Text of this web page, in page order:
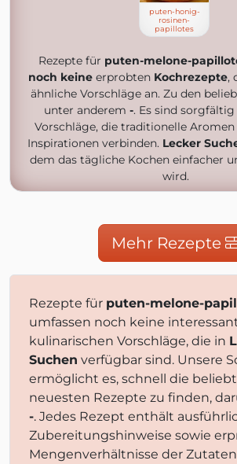
puten-honig-
rosinen-
papillotes
Rezepte für puten-melone-
noch keineerprobten Kochrezepte,
ähnliche Vorschläge an. Zu den
unter anderem -. Es sind
Vorschläge, die traditionelle
Inspirationen verbinden. Lecker
dem das tägliche Kochen einfacher
wird.
Mehr Rezepte
Rezepte für puten-melone-
umfassen noch keine
kulinarischen Vorschläge, die in
Suchen verfügbar sind. Unsere
ermöglicht es, schnell die
neuesten Rezepte zu finden,
-. Jedes Rezept enthält
Zubereitungshinweise sowie
Mengenverhältnisse der